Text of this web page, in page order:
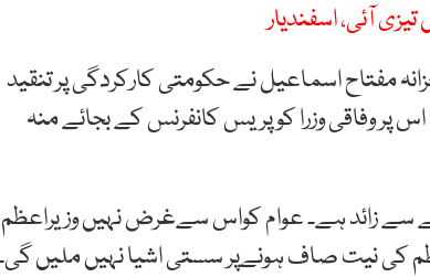
آئی، اسفندیار
مفتاح اسماعیل نے حکومتی کارکردگی پر تنقید
وفاقی وزرا کو پریس کانفرنس کے بجائے منہ
کہا کہ آٹا ہمارے دور میں 35روپے کلو تھا، آج 70روپے سے زائد ہے۔ عوام کواس سےغرض نہیں وزیراعظم
کی نیت صاف ہونےپر سستی اشیا نہیں ملیں